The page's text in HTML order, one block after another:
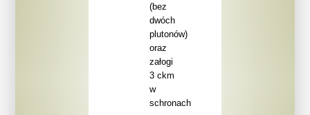
(bez
dwóch
plutonów)
oraz
załogi
3 ckm
w
schronach